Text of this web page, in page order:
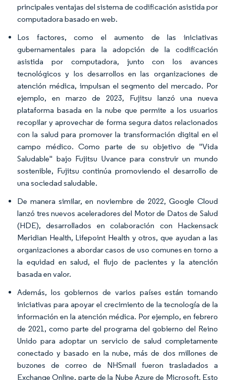
principales ventajas del sistema de codificación asistida por
computadora basado en web.
Los factores, como el aumento de las iniciativas
gubernamentales para la adopción de la codificación
asistida por computadora, junto con los avances
tecnológicos y los desarrollos en las organizaciones de
atención médica, impulsan el segmento del mercado. Por
ejemplo, en marzo de 2023, Fujitsu lanzó una nueva
plataforma basada en la nube que permite a los usuarios
recopilar y aprovechar de forma segura datos relacionados
con la salud para promover la transformación digital en el
campo médico. Como parte de su objetivo de "Vida
Saludable" bajo Fujitsu Uvance para construir un mundo
sostenible, Fujitsu continúa promoviendo el desarrollo de
una sociedad saludable.
De manera similar, en noviembre de 2022, Google Cloud
lanzó tres nuevos aceleradores del Motor de Datos de Salud
(HDE), desarrollados en colaboración con Hackensack
Meridian Health, Lifepoint Health y otros, que ayudan a las
organizaciones a abordar casos de uso comunes en torno a
la equidad en salud, el flujo de pacientes y la atención
basada en valor.
Además, los gobiernos de varios países están tomando
iniciativas para apoyar el crecimiento de la tecnología de la
información en la atención médica. Por ejemplo, en febrero
de 2021, como parte del programa del gobierno del Reino
Unido para adoptar un servicio de salud completamente
conectado y basado en la nube, más de dos millones de
buzones de correo de NHSmail fueron trasladados a
Exchange Online, parte de la Nube Azure de Microsoft. Esto